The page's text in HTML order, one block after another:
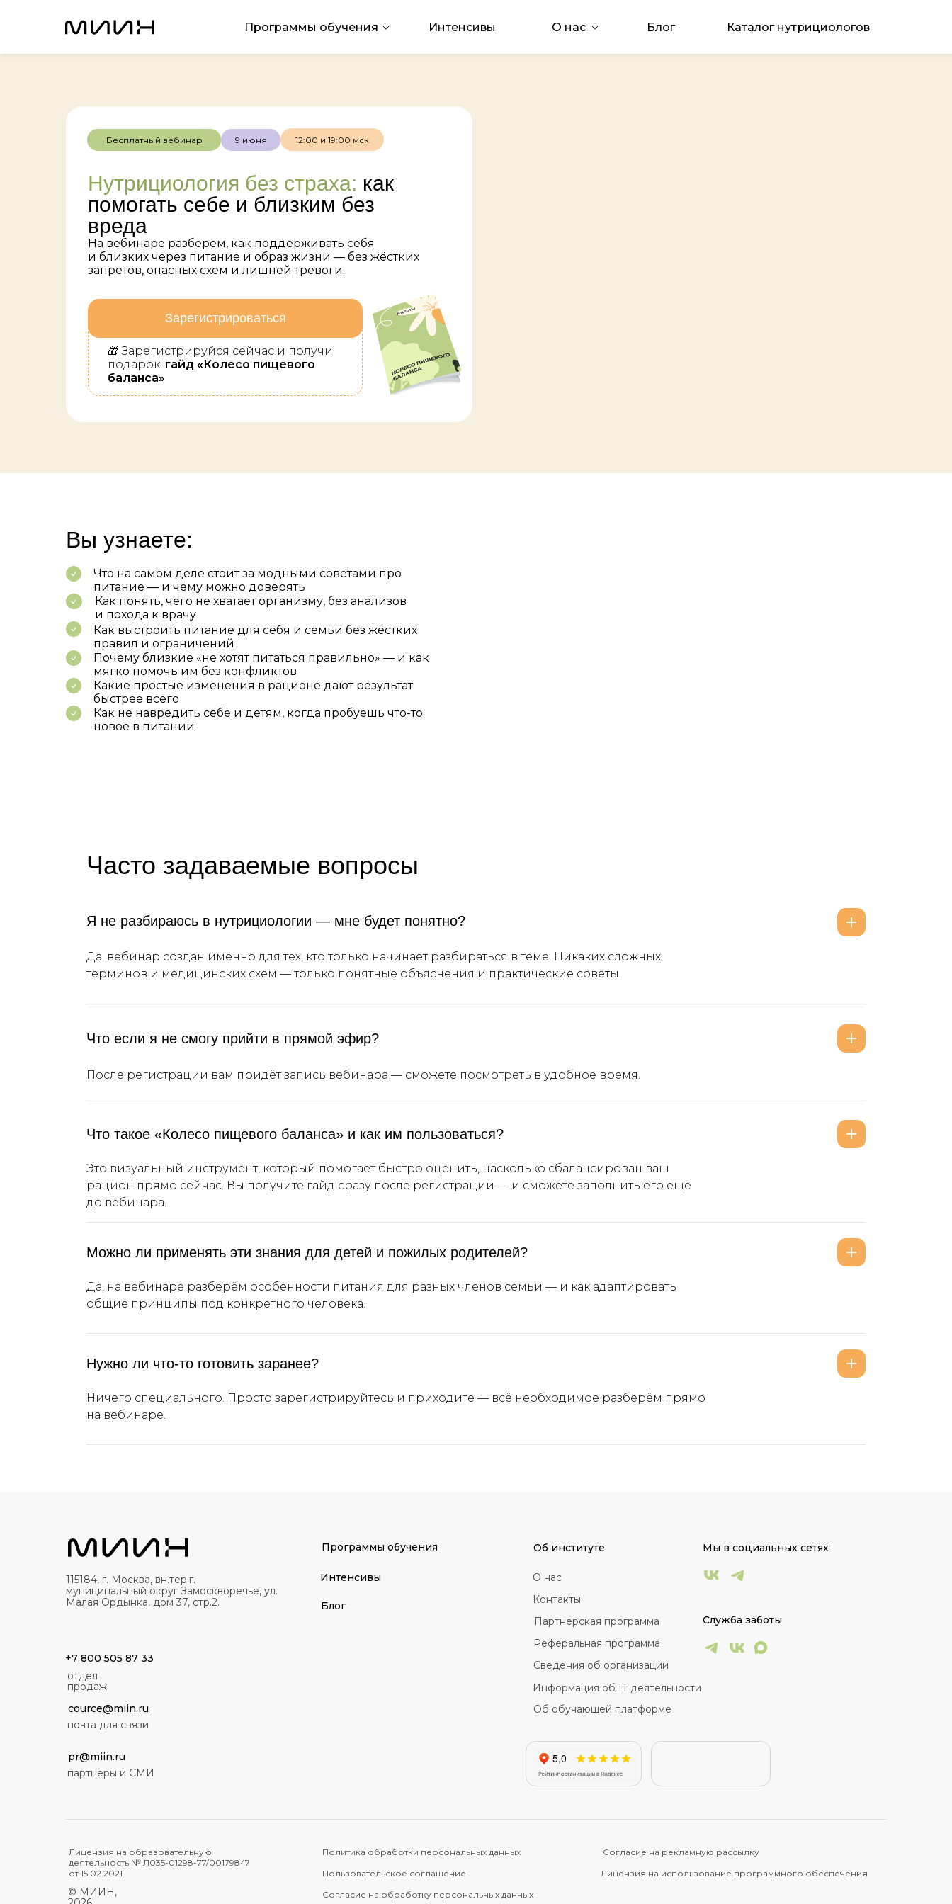
О нас Каталог нутрициологов
Программы обучения Блог
Интенсивы
Бесплатный вебинар 9 июня 12:00 и 19:00 мск
Нутрициология без страха: как
помогать себе и близким без
вреда
На вебинаре разберем, как поддерживать себя
и близких через питание и образ жизни — без жёстких
запретов, опасных схем и лишней тревоги.
🎁 Зарегистрируйся сейчас и получи
подарок: гайд «Колесо пищевого
баланса»
Зарегистрироваться
Вы узнаете:
Что на самом деле стоит за модными советами про
питание — и чему можно доверять
Как понять, чего не хватает организму, без анализов
и похода к врачу
Как выстроить питание для себя и семьи без жёстких
правил и ограничений
Почему близкие «не хотят питаться правильно» — и как
мягко помочь им без конфликтов
Какие простые изменения в рационе дают результат
быстрее всего
Как не навредить себе и детям, когда пробуешь что-то
новое в питании
Часто задаваемые вопросы
Я не разбираюсь в нутрициологии — мне будет понятно?
Да, вебинар создан именно для тех, кто только начинает разбираться в теме. Никаких сложных
терминов и медицинских схем — только понятные объяснения и практические советы.
Что если я не смогу прийти в прямой эфир?
После регистрации вам придёт запись вебинара — сможете посмотреть в удобное время.
Что такое «Колесо пищевого баланса» и как им пользоваться?
Это визуальный инструмент, который помогает быстро оценить, насколько сбалансирован ваш
рацион прямо сейчас. Вы получите гайд сразу после регистрации — и сможете заполнить его ещё
до вебинара.
Можно ли применять эти знания для детей и пожилых родителей?
Да, на вебинаре разберём особенности питания для разных членов семьи — и как адаптировать
общие принципы под конкретного человека.
Нужно ли что-то готовить заранее?
Ничего специального. Просто зарегистрируйтесь и приходите — всё необходимое разберём прямо
на вебинаре.
Об институте
О нас
Контакты
Партнерская программа
Реферальная программа
Сведения об организации
Информация об IT деятельности
Об обучающей платформе
115184, г. Москва, вн.тер.г.
муниципальный округ Замоскворечье, ул.
Малая Ордынка, дом 37, стр.2.
pr@miin.ru
Лицензия на образовательную
деятельность № Л035-01298-77/00179847
от 15.02.2021
Интенсивы
отдел
продаж
+7 800 505 87 33
© МИИН,
Блог
Политика обработки персональных данных
Пользовательское соглашение
Согласие на обработку персональных данных
Согласие на рекламную рассылку
Лицензия на использование программного обеспечения
Программы обучения Мы в социальных сетях
партнёры и СМИ
почта для связи
cource@miin.ru
Служба заботы